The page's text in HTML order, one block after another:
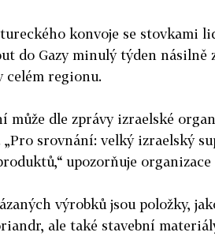
konvoje se stovkami
do Gazy minulý týden násilně
celém regionu.
může dle zprávy izraelské
„Pro srovnání: velký izraelský
upozorňuje
výrobků jsou položky,
ale také stavební